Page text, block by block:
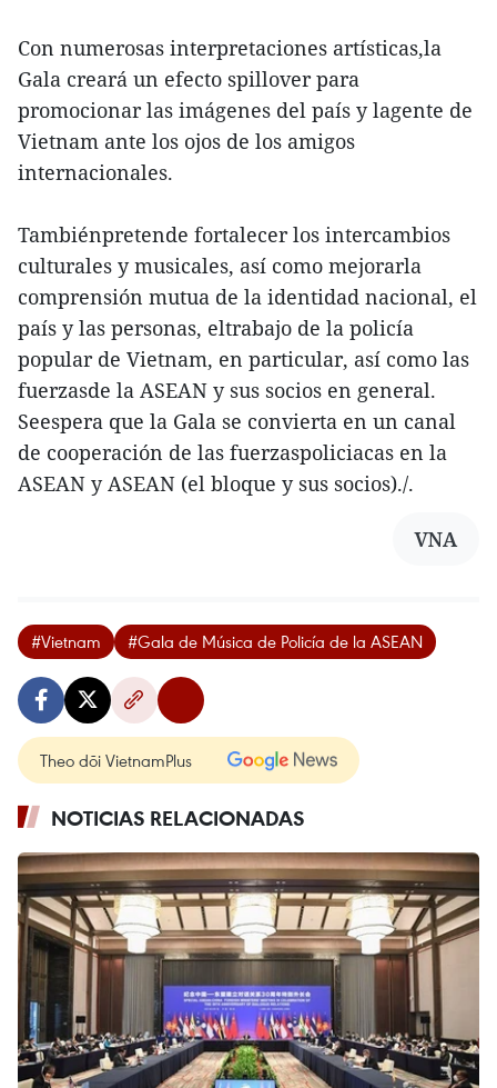
Con numerosas interpretaciones artísticas,la
Gala creará un efecto spillover para
promocionar las imágenes del país y lagente de
Vietnam ante los ojos de los amigos
internacionales.
Tambiénpretende fortalecer los intercambios
culturales y musicales, así como mejorarla
comprensión mutua de la identidad nacional, el
país y las personas, eltrabajo de la policía
popular de Vietnam, en particular, así como las
fuerzasde la ASEAN y sus socios en general.
Seespera que la Gala se convierta en un canal
de cooperación de las fuerzaspoliciacas en la
ASEAN y ASEAN (el bloque y sus socios)./.
VNA
#Vietnam #Gala de Música de Policía de la ASEAN
Theo dõi VietnamPlus
NOTICIAS RELACIONADAS